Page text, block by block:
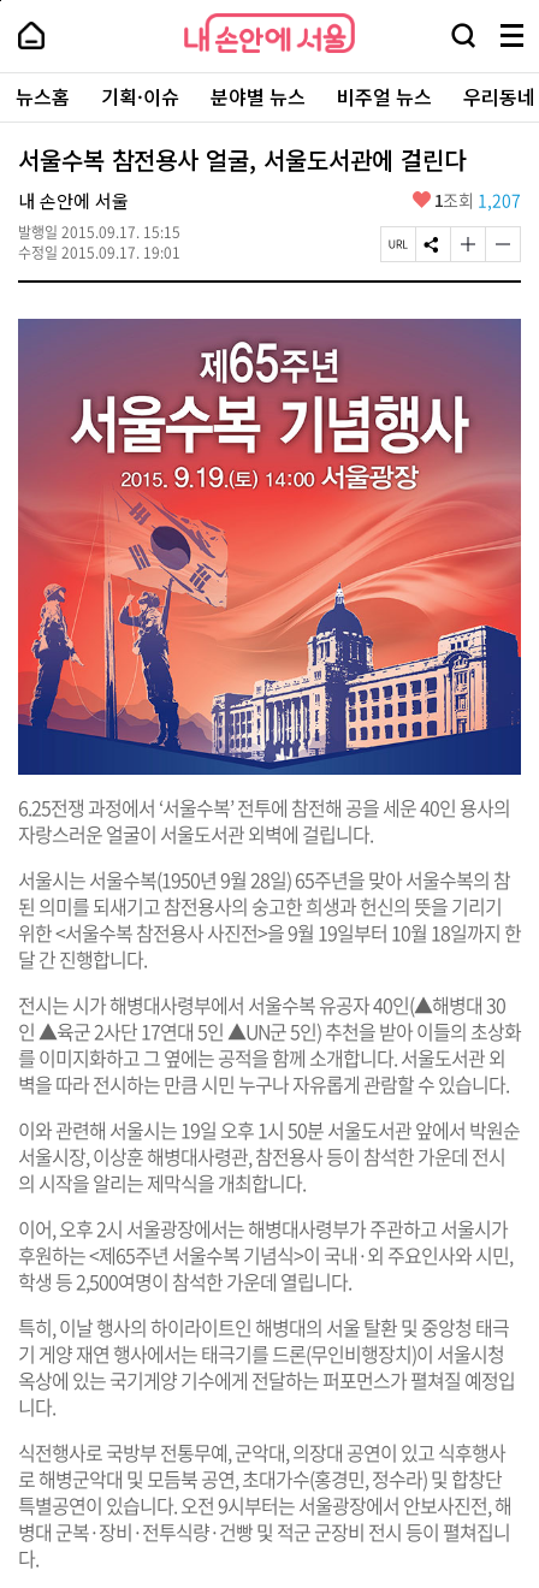
본
로
가
내
손
안
에
서
울
-
서
울
시
대
표
소
포
내
손
에
울
검
창
열
기
메
뉴
전
체
보
주
요
서
뉴스홈 기획·이슈 분야별 뉴스 비주얼 뉴스 우리동
서울수복 참전용사 얼굴, 서울도서관에 걸린다
내 손안에 서울
발행일 2015.09.17. 15:15
수정일 2015.09.17. 19:01
좋
요
1조회 1,207
페
이
U
사
S
N
공
글
자
기
하
기
글
자
기
6.25전쟁 과정에서 ‘서울수복’ 전투에 참전해 공을 세운 40인 용사의
자랑스러운 얼굴이 서울도서관 외벽에 걸립니다.
서울시는 서울수복(1950년 9월 28일) 65주년을 맞아 서울수복의 참
된 의미를 되새기고 참전용사의 숭고한 희생과 헌신의 뜻을 기리기
위한 <서울수복 참전용사 사진전>을 9월 19일부터 10월 18일까지 한
달 간 진행합니다.
전시는 시가 해병대사령부에서 서울수복 유공자 40인(▲해병대 30
인 ▲육군 2사단 17연대 5인 ▲UN군 5인) 추천을 받아 이들의 초상화
를 이미지화하고 그 옆에는 공적을 함께 소개합니다. 서울도서관 외
벽을 따라 전시하는 만큼 시민 누구나 자유롭게 관람할 수 있습니다.
이와 관련해 서울시는 19일 오후 1시 50분 서울도서관 앞에서 박원순
서울시장, 이상훈 해병대사령관, 참전용사 등이 참석한 가운데 전시
의 시작을 알리는 제막식을 개최합니다.
이어, 오후 2시 서울광장에서는 해병대사령부가 주관하고 서울시가
후원하는 <제65주년 서울수복 기념식>이 국내·외 주요인사와 시민,
학생 등 2,500여명이 참석한 가운데 열립니다.
특히, 이날 행사의 하이라이트인 해병대의 서울 탈환 및 중앙청 태극
기 게양 재연 행사에서는 태극기를 드론(무인비행장치)이 서울시청
옥상에 있는 국기게양 기수에게 전달하는 퍼포먼스가 펼쳐질 예정입
니다.
식전행사로 국방부 전통무예, 군악대, 의장대 공연이 있고 식후행사
로 해병군악대 및 모듬북 공연, 초대가수(홍경민, 정수라) 및 합창단
특별공연이 있습니다. 오전 9시부터는 서울광장에서 안보사진전, 해
병대 군복·장비·전투식량·건빵 및 적군 군장비 전시 등이 펼쳐집니
다.
페
상
단
로